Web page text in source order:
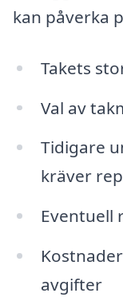
kan påverka
Takets
Val av
Tidigare
kräver
Eventuell
avgifter